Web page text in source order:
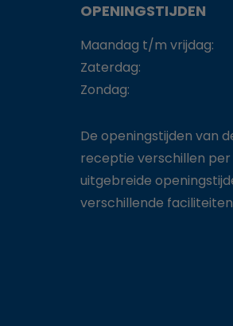
OPENINGSTIJDEN
Maandag t/m vrijdag:
Zaterdag:
Zondag:
De openingstijden van
receptie verschillen per
uitgebreide
verschillende